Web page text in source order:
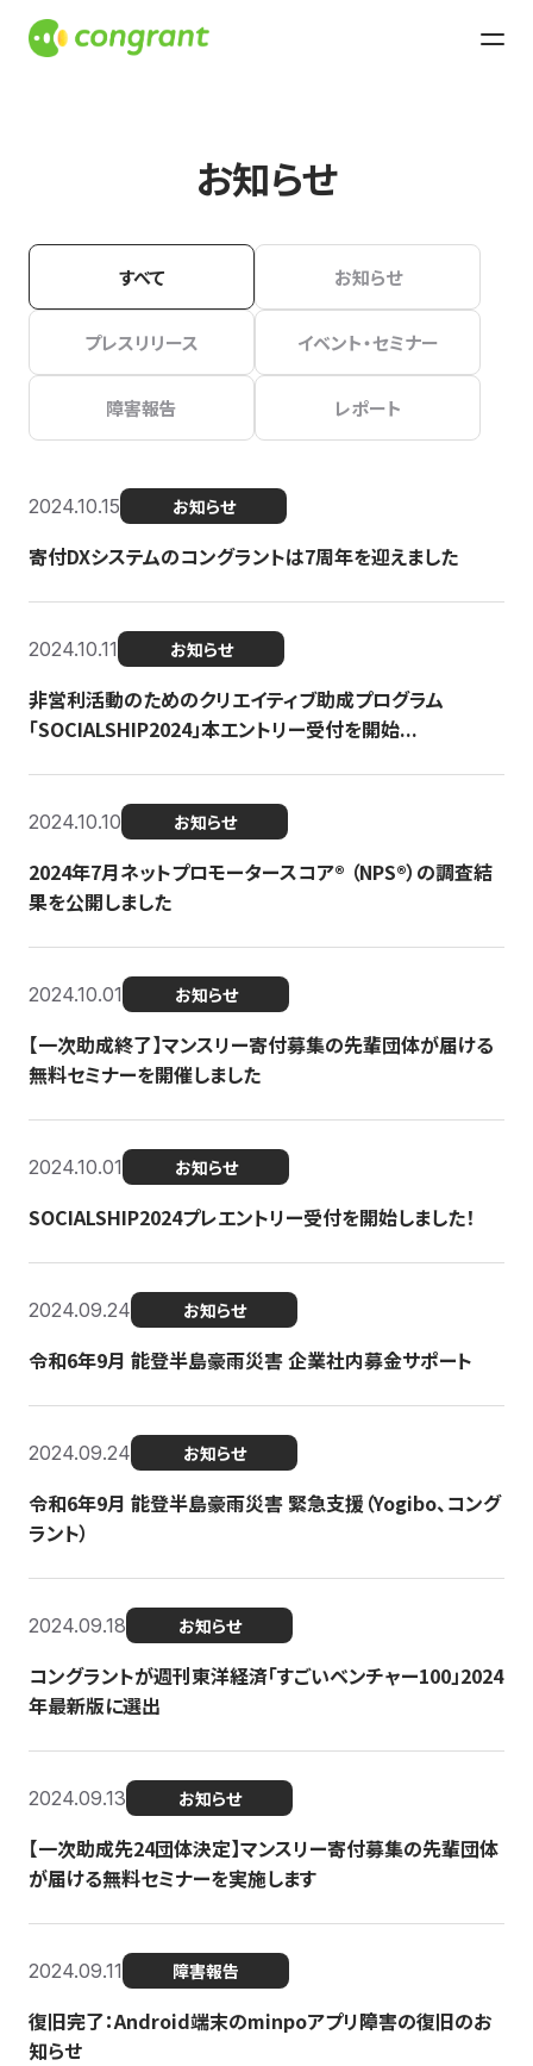
お知らせ
すべて お知らせ
プレスリリース イベント・セミナー
障害報告 レポート
2024.10.15 お知らせ
寄付DXシステムのコングラントは7周年を迎えました
2024.10.11 お知らせ
非営利活動のためのクリエイティブ助成プログラム
「SOCIALSHIP2024」本エントリー受付を開始...
2024.10.10 お知らせ
2024年7月ネットプロモータースコア®︎ （NPS®︎）の調査結
果を公開しました
2024.10.01 お知らせ
【一次助成終了】マンスリー寄付募集の先輩団体が届ける
無料セミナーを開催しました
2024.10.01 お知らせ
SOCIALSHIP2024プレエントリー受付を開始しました！
2024.09.24 お知らせ
令和6年9月 能登半島豪雨災害 企業社内募金サポート
2024.09.24 お知らせ
令和6年9月 能登半島豪雨災害 緊急支援（Yogibo、コング
ラント）
2024.09.18 お知らせ
コングラントが週刊東洋経済「すごいベンチャー100」2024
年最新版に選出
2024.09.13 お知らせ
【一次助成先24団体決定】マンスリー寄付募集の先輩団体
が届ける無料セミナーを実施します
2024.09.11 障害報告
復旧完了：Android端末のminpoアプリ障害の復旧のお
知らせ